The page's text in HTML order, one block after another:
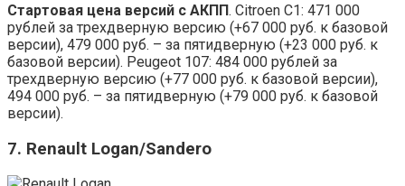
Стартовая цена версий с АКПП. Citroen C1: 471 000
рублей за трехдверную версию (+67 000 руб. к базовой
версии), 479 000 руб. – за пятидверную (+23 000 руб. к
базовой версии). Peugeot 107: 484 000 рублей за
трехдверную версию (+77 000 руб. к базовой версии),
494 000 руб. – за пятидверную (+79 000 руб. к базовой
версии).
7. Renault Logan/Sandero